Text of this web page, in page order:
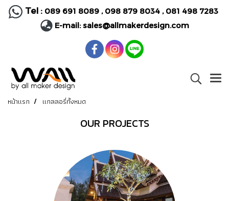
Tel : 089 691 8089, 098 879 8034 , 081 498 7283
E-mail:sales@allmakerdesign.com
หน้าแรก แกลลอรี่ทั้งหมด
OUR PROJECTS